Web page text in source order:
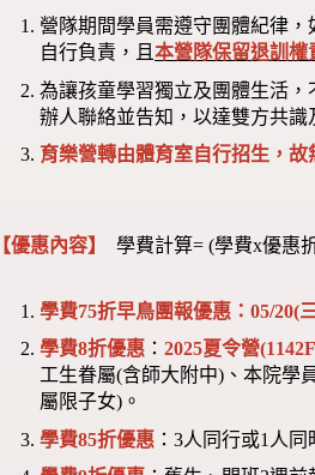
營隊期間學員需遵守團體紀律
自行負責，且本營隊保留退訓權
為讓孩童學習獨立及團體生活
辦人聯絡並告知，以達雙方共識
育樂營轉由體育室自行招生，
【優惠內容】 學費計算= (學費x優惠
學費75折早鳥團報優惠：05/20(
學費8折優惠 ：2025夏令營
工生眷屬(含師大附中)、本院學
屬限子女)。
學費85折優惠 ：3人同行或1人